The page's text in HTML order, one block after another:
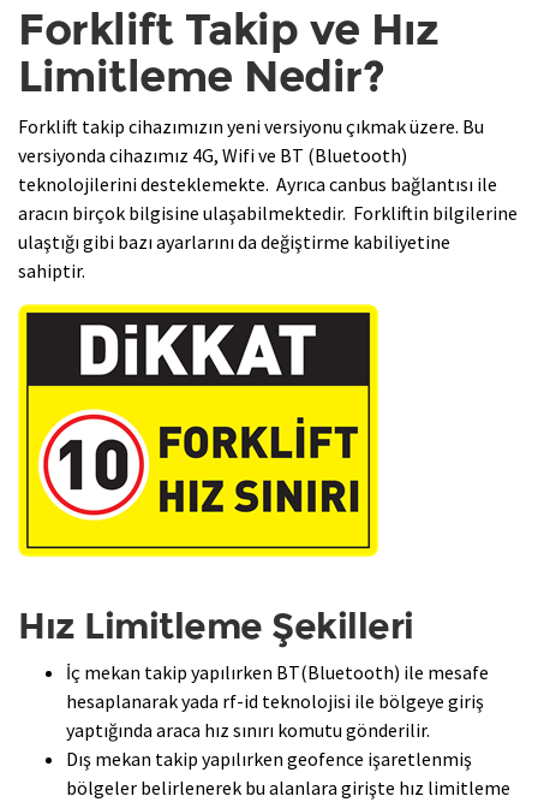
Forklift Takip ve Hız
Limitleme Nedir?
Forklift takip cihazımızın yeni versiyonu çıkmak üzere. Bu
versiyonda cihazımız 4G, Wifi ve BT (Bluetooth)
teknolojilerini desteklemekte. Ayrıca canbus bağlantısı ile
aracın birçok bilgisine ulaşabilmektedir. Forkliftin bilgilerine
ulaştığı gibi bazı ayarlarını da değiştirme kabiliyetine
sahiptir.
Hız Limitleme Şekilleri
İç mekan takip yapılırken BT(Bluetooth) ile mesafe
hesaplanarak yada rf-id teknolojisi ile bölgeye giriş
yaptığında araca hız sınırı komutu gönderilir.
Dış mekan takip yapılırken geofence işaretlenmiş
bölgeler belirlenerek bu alanlara girişte hız limitleme